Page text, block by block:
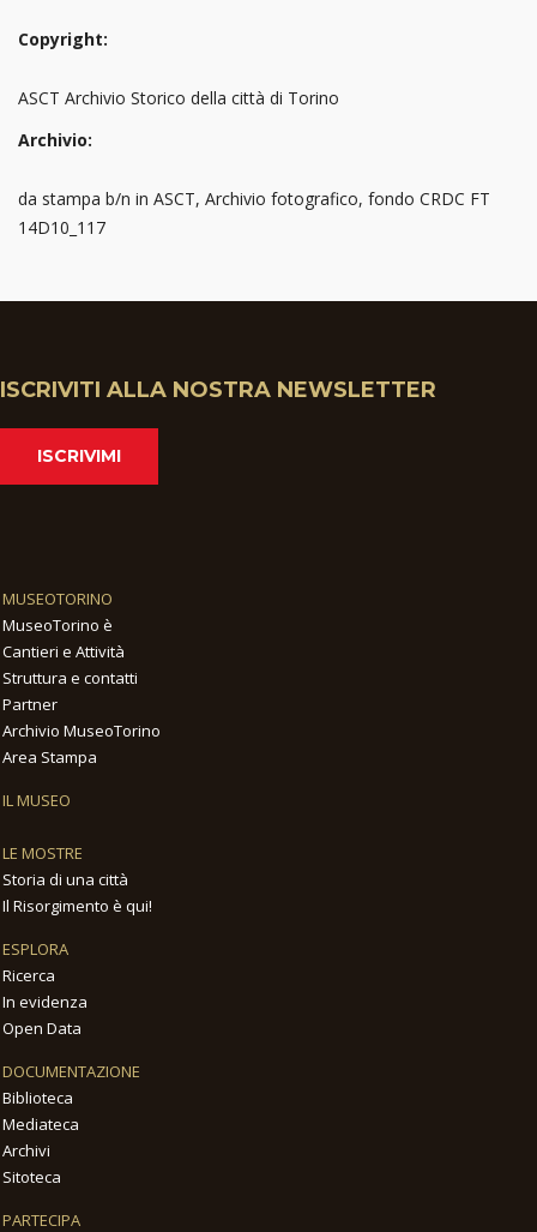
Copyright:
ASCT Archivio Storico della città di Torino
Archivio:
da stampa b/n in ASCT, Archivio fotografico, fondo CRDC FT
14D10_117
ISCRIVITI ALLA NOSTRA NEWSLETTER
ISCRIVIMI
MUSEOTORINO
MuseoTorino è
Cantieri e Attività
Struttura e contatti
Partner
Archivio MuseoTorino
Area Stampa
IL MUSEO
LE MOSTRE
Storia di una città
Il Risorgimento è qui!
ESPLORA
Ricerca
In evidenza
Open Data
DOCUMENTAZIONE
Biblioteca
Mediateca
Archivi
Sitoteca
PARTECIPA